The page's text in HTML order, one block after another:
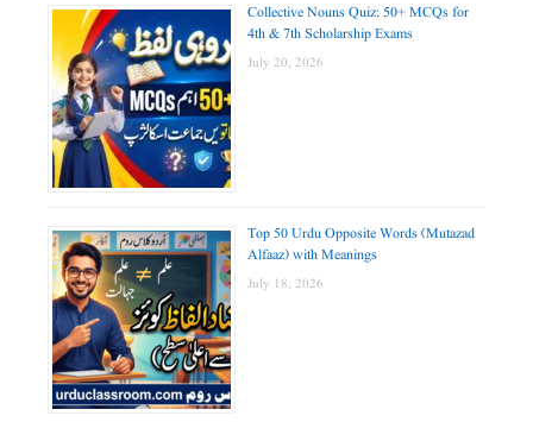
Collective Nouns Quiz: 50+ MCQs for
4th & 7th Scholarship Exams
July 20, 2026
Top 50 Urdu Opposite Words (Mutazad
Alfaaz) with Meanings
July 18, 2026